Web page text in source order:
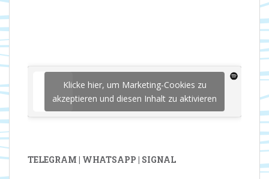
Klicke hier, um Marketing-Cookies zu
akzeptieren und diesen Inhalt zu aktivieren
TELEGRAM | WHATSAPP | SIGNAL